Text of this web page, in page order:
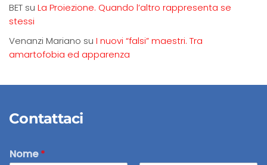
BET su La Proiezione. Quando l’altro rappresenta se
stessi
Venanzi Mariano su I nuovi “falsi” maestri. Tra
amartofobia ed apparenza
Contattaci
Nome*